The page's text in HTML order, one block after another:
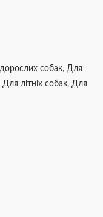
собак, Для
Для літніх собак, Для